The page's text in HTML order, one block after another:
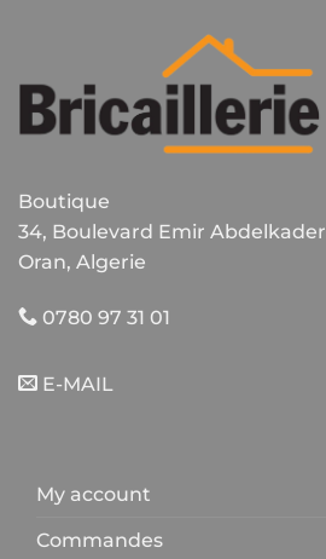
Boutique
34, Boulevard Emir Abdelkader
Oran, Algerie
0780 97 31 01
E-MAIL
My account
Commandes